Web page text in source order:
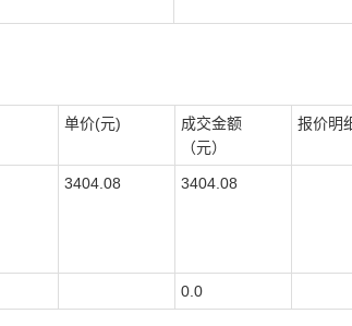
单价(元)
成交金额
（元）
报价明
3404.08 3404.08
0.0